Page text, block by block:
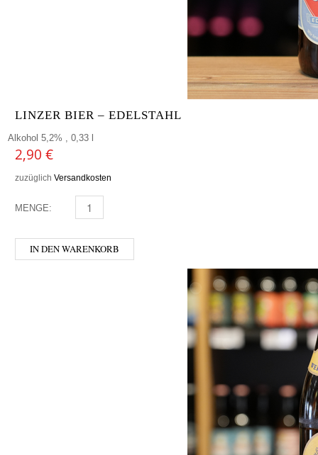
LINZER BIER – EDELSTAHL
Alkohol 5,2% , 0,33 l
2,90 €
zuzüglich Versandkosten
MENGE: LINZER BIER - EDELSTAHL MENGE
IN DEN WARENKORB